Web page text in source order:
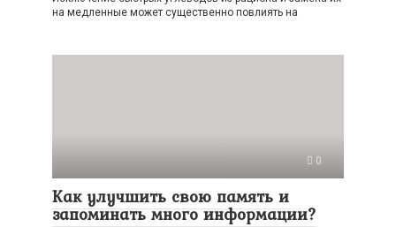
на медленные может существенно повлиять на
0
Как улучшить свою память и
запоминать много информации?